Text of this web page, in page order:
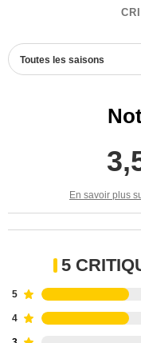
Toutes les saisons
En savoir plus
5
5
4